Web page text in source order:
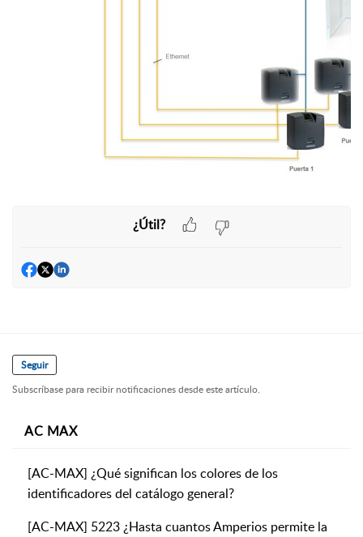
¿Útil?
Seguir
Subscríbase para recibir notificaciones desde este artículo.
AC MAX
[AC-MAX] ¿Qué significan los colores de los
identificadores del catálogo general?
[AC-MAX] 5223 ¿Hasta cuantos Amperios permite la